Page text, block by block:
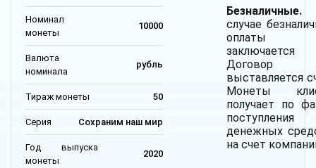
Номинал
монеты
10000
Валюта
номинала
рубль
Тираж монеты 50
Серия Сохраним наш мир
Год выпуска
монеты
2020
Безналичные.
случае
оплаты
заключается
выставляется
Монеты
получает по
поступления
денежных
на счет